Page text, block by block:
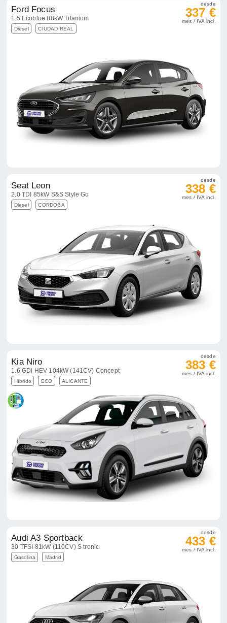
Ford Focus
1.5 Ecoblue 88kW Titanium
Diesel CIUDAD REAL
desde
337 €
mes / IVA incl.
Seat Leon
2.0 TDI 85kW S&S Style Go
Diesel CORDOBA
desde
338 €
mes / IVA incl.
Kia Niro
1.6 GDi HEV 104kW (141CV) Concept
Híbrido ECO ALICANTE
desde
383 €
mes / IVA incl.
Audi A3 Sportback
30 TFSI 81kW (110CV) S tronic
Gasolina Madrid
desde
433 €
mes / IVA incl.